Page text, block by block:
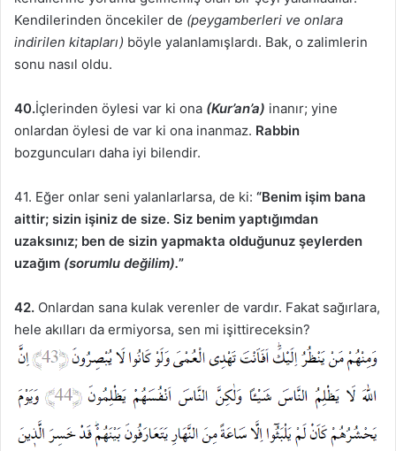
Kendilerinden öncekiler de (peygamberleri ve onlara
indirilen kitapları) böyle yalanlamışlardı. Bak, o zalimlerin
sonu nasıl oldu.
40.İçlerinden öylesi var ki ona (Kur’an’a) inanır; yine
onlardan öylesi de var ki ona inanmaz. Rabbin
bozguncuları daha iyi bilendir.
41. Eğer onlar seni yalanlarlarsa, de ki: “Benim işim bana
aittir; sizin işiniz de size. Siz benim yaptığımdan
uzaksınız; ben de sizin yapmakta olduğunuz şeylerden
uzağım (sorumlu değilim).”
42. Onlardan sana kulak verenler de vardır. Fakat sağırlara,
hele akılları da ermiyorsa, sen mi işittireceksin?